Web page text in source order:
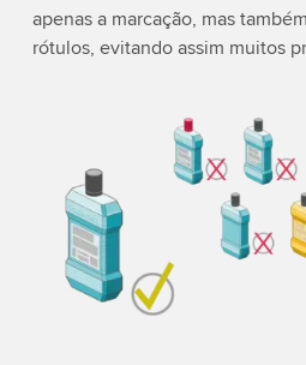
apenas a marcação, mas
rótulos, evitando assim muitos